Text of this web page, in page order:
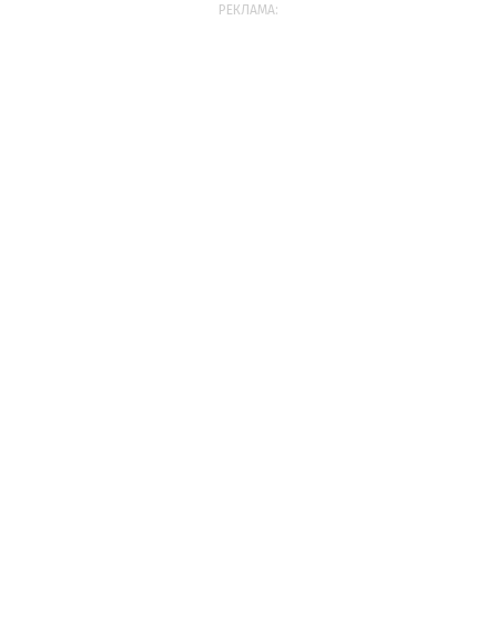
РЕКЛАМА: